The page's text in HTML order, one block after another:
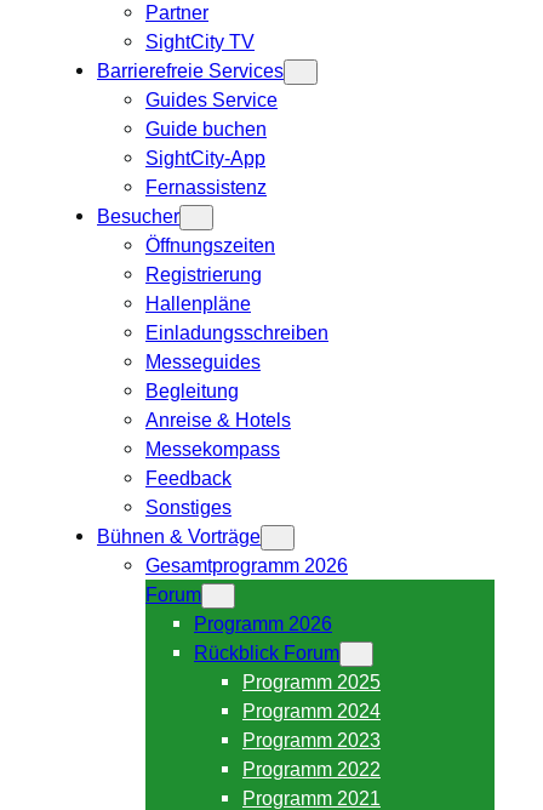
Partner
SightCity TV
Barrierefreie Services
Guides Service
Guide buchen
SightCity-App
Fernassistenz
Besucher
Öffnungszeiten
Registrierung
Hallenpläne
Einladungsschreiben
Messeguides
Begleitung
Anreise & Hotels
Messekompass
Feedback
Sonstiges
Bühnen & Vorträge
Gesamtprogramm 2026
Forum
Programm 2026
Rückblick Forum
Programm 2025
Programm 2024
Programm 2023
Programm 2022
Programm 2021